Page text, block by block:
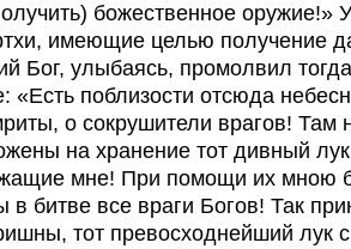
божественное оружие!»
имеющие целью получение
Бог, улыбаясь, промолвил
«Есть поблизости отсюда
о сокрушители врагов! Там
на хранение тот дивный
мне! При помощи их мною
в битве все враги Богов! Так
тот превосходнейший лук с